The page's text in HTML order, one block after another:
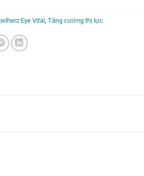
Eye Vital Tăng cường thị lực